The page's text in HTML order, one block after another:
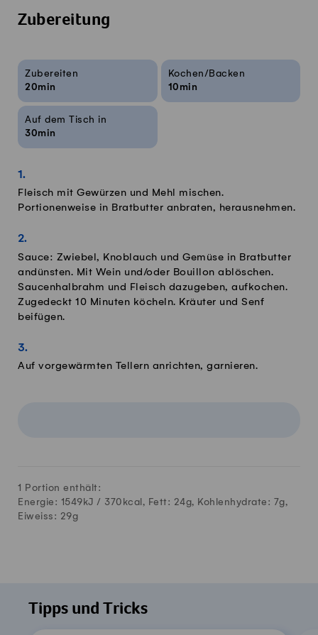
Zubereitung
Rezeptinfos
Zubereiten
20min
Kochen/Backen
10min
Auf dem Tisch in
30min
Fleisch mit Gewürzen und Mehl mischen.
Portionenweise in Bratbutter anbraten, herausnehmen.
Sauce: Zwiebel, Knoblauch und Gemüse in Bratbutter
andünsten. Mit Wein und/oder Bouillon ablöschen.
Saucenhalbrahm und Fleisch dazugeben, aufkochen.
Zugedeckt 10 Minuten köcheln. Kräuter und Senf
beifügen.
Auf vorgewärmten Tellern anrichten, garnieren.
1 Portion enthält:
Energie: 1549kJ / 370 kcal, Fett: 24g, Kohlenhydrate: 7g,
Eiweiss: 29g
Tipps und Tricks